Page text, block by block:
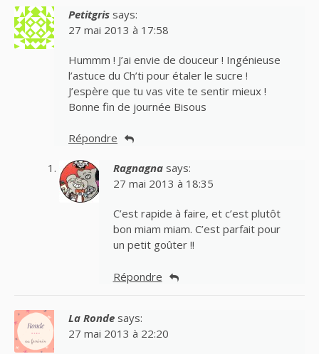
Petitgris says:
27 mai 2013 à 17:58
Hummm ! J’ai envie de douceur ! Ingénieuse
l’astuce du Ch’ti pour étaler le sucre !
J’espère que tu vas vite te sentir mieux !
Bonne fin de journée Bisous
Répondre
Ragnagna says:
27 mai 2013 à 18:35
C’est rapide à faire, et c’est plutôt
bon miam miam. C’est parfait pour
un petit goûter !!
Répondre
La Ronde says:
27 mai 2013 à 22:20